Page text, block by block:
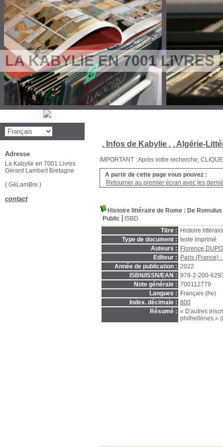
LA KABYLIE EN 7001 LIVRES
. Infos de Kabylie . . Algérie-
IMPORTANT : Après votre recherche,
A partir de cette page vous pouvez :
Retourner au premier écran avec les
Histoire littéraire de Rome : De Romulus
Public
ISBD
Titre :
Histoire
Type de document : texte imprimé
Auteurs :
Florence
Editeur :
Paris (France)
Année de publication : 2022
ISBN/ISSN/EAN : 978-2-200-
Note générale : 700112779
Langues :
Français (fre)
Index. décimale : 800
Résumé : « D'autres
philhellènes.»
Adresse
La Kabylie en 7001 Livres
Gérard Lambert Bretagne
( GéLamBre )
contact